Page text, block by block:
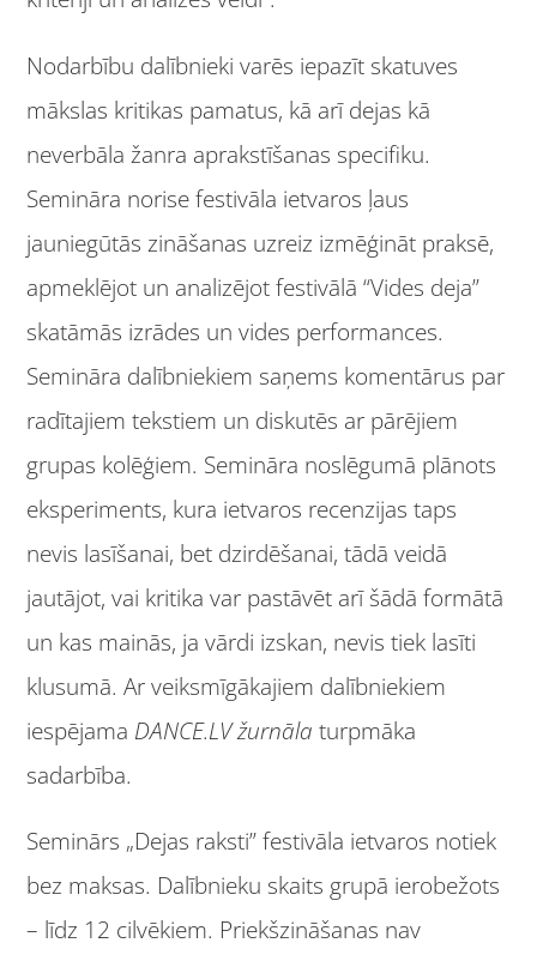
Nodarbību dalībnieki varēs iepazīt skatuves
mākslas kritikas pamatus, kā arī dejas kā
neverbāla žanra aprakstīšanas specifiku.
Semināra norise festivāla ietvaros ļaus
jauniegūtās zināšanas uzreiz izmēģināt praksē,
apmeklējot un analizējot festivālā “Vides deja”
skatāmās izrādes un vides performances.
Semināra dalībniekiem saņems komentārus par
radītajiem tekstiem un diskutēs ar pārējiem
grupas kolēģiem. Semināra noslēgumā plānots
eksperiments, kura ietvaros recenzijas taps
nevis lasīšanai, bet dzirdēšanai, tādā veidā
jautājot, vai kritika var pastāvēt arī šādā formātā
un kas mainās, ja vārdi izskan, nevis tiek lasīti
klusumā. Ar veiksmīgākajiem dalībniekiem
iespējama DANCE.LV žurnālaturpmāka
sadarbība.
Seminārs „Dejas raksti” festivāla ietvaros notiek
bez maksas. Dalībnieku skaits grupā ierobežots
– līdz 12 cilvēkiem. Priekšzināšanas nav